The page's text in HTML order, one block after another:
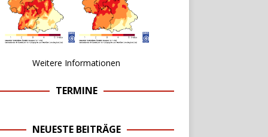
Weitere Informationen
TERMINE
NEUESTE BEITRÄGE